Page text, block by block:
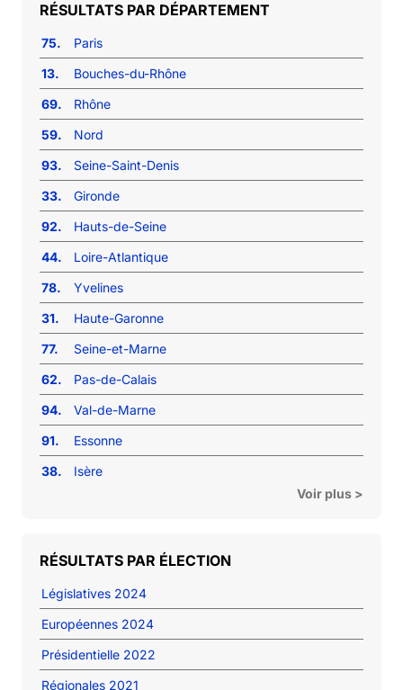
RÉSULTATS PAR DÉPARTEMENT
75.
Paris
13.
Bouches-du-Rhône
69.
Rhône
59.
Nord
93.
Seine-Saint-Denis
33.
Gironde
92.
Hauts-de-Seine
44.
Loire-Atlantique
78.
Yvelines
31.
Haute-Garonne
77.
Seine-et-Marne
62.
Pas-de-Calais
94.
Val-de-Marne
91.
Essonne
38.
Isère
Voir plus >
RÉSULTATS PAR ÉLECTION
Législatives 2024
Européennes 2024
Présidentielle 2022
Régionales 2021